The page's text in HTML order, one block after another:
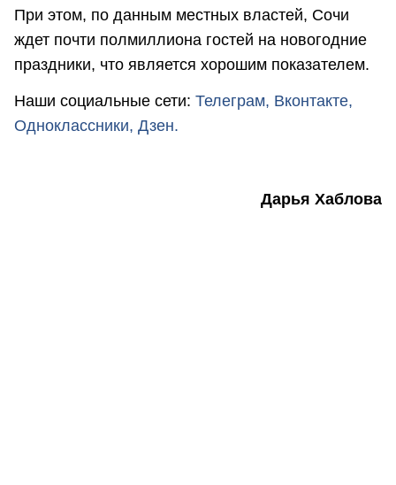
При этом, по данным местных властей, Сочи
ждет почти полмиллиона гостей на новогодние
праздники, что является хорошим показателем.
Наши социальные сети: Телеграм, Вконтакте,
Одноклассники, Дзен.
Дарья Хаблова